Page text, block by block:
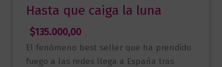
Hasta que caiga la luna
$135.000,00
El fenómeno best seller que ha prendido
fuego a las redes llega a España tras